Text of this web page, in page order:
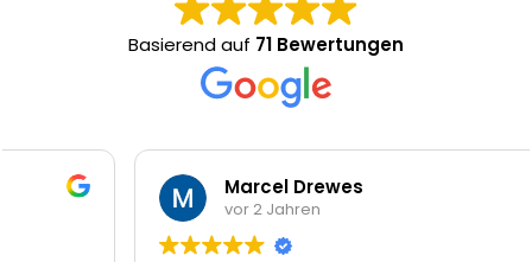
Basierend auf 71 Bewertungen
Marcel Drewes
vor 2 Jahren